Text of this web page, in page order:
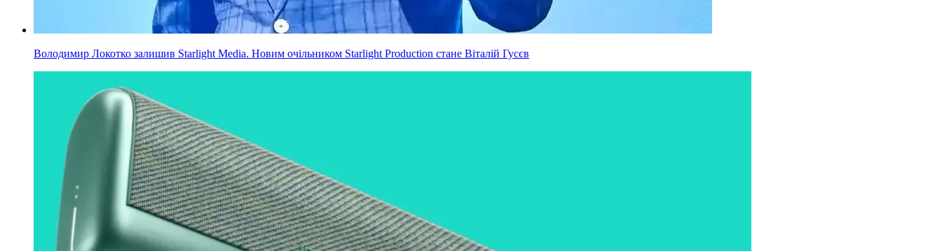
Володимир Локотко залишив Starlight Media. Новим очільником Starlight Production стане Віталій Гусєв